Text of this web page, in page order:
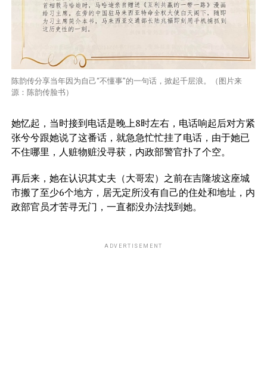
陈韵传分享当年因为自己“不懂事”的一句话，掀起千层浪。（图片来
源：陈韵传脸书）
她忆起，当时接到电话是晚上8时左右，电话响起后对方紧
张兮兮跟她说了这番话，就急急忙忙挂了电话，由于她已
不住哪里，人赃物赃没寻获，内政部警官扑了个空。
再后来，她在认识其丈夫（大哥宏）之前在吉隆坡这座城
市搬了至少6个地方，居无定所没有自己的住处和地址，内
政部官员才苦寻无门，一直都没办法找到她。
ADVERTISEMENT